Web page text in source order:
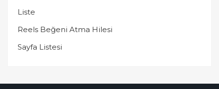
Liste
Reels Beğeni Atma Hilesi
Sayfa Listesi